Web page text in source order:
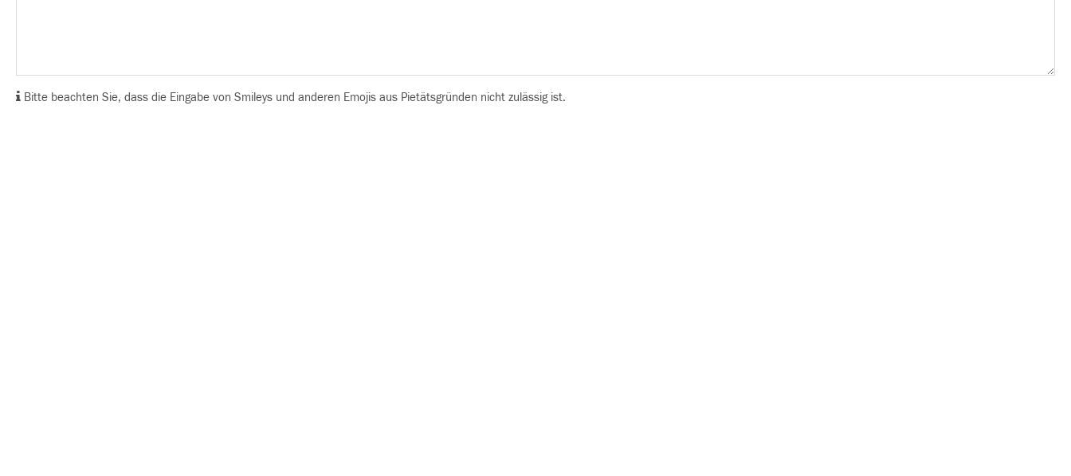
Bitte beachten Sie, dass die Eingabe von Smileys und anderen Emojis aus Pietätsgründen nicht zulässig ist.